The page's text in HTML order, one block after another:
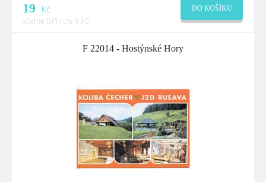
19 Kč
včetně DPH dle § 90
DO KOŠÍKU
F 22014 - Hostýnské Hory